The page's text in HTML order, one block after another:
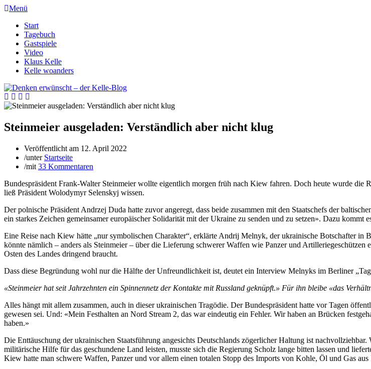
Menü
Start
Tagebuch
Gastspiele
Video
Klaus Kelle
Kelle woanders
Steinmeier ausgeladen: Verständlich aber nicht klug
Veröffentlicht am 12. April 2022
/unter Startseite
/mit 33 Kommentaren
Bundespräsident Frank-Walter Steinmeier wollte eigentlich morgen früh nach Kiew fahren. Doch heute wurde
ließ Präsident Wolodymyr Selenskyj wissen.
Der polnische Präsident Andrzej Duda hatte zuvor angeregt, dass beide zusammen mit den Staatschefs der
ein starkes Zeichen gemeinsamer europäischer Solidarität mit der Ukraine zu senden und zu setzen». Dazu kommt
Eine Reise nach Kiew hätte „nur symbolischen Charakter“, erklärte Andrij Melnyk, der ukrainische Botschafter
könnte nämlich – anders als Steinmeier – über die Lieferung schwerer Waffen wie Panzer und
Osten des Landes dringend braucht.
Dass diese Begründung wohl nur die Hälfte der Unfreundlichkeit ist, deutet ein Interview Melnyks im Berliner
«Steinmeier hat seit Jahrzehnten ein Spinnennetz der Kontakte mit Russland geknüpft.» Für ihn bleibe «das
Alles hängt mit allem zusammen, auch in dieser ukrainischen Tragödie. Der Bundespräsident hatte vor Tagen
gewesen sei. Und: «Mein Festhalten an Nord Stream 2, das war eindeutig ein Fehler. Wir haben an Brücken
haben.»
Die Enttäuschung der ukrainischen Staatsführung angesichts Deutschlands zögerlicher Haltung ist
militärische Hilfe für das geschundene Land leisten, musste sich die Regierung Scholz lange bitten lassen und
Kiew hatte man schwere Waffen, Panzer und vor allem einen totalen Stopp des Imports von Kohle, Öl und Gas